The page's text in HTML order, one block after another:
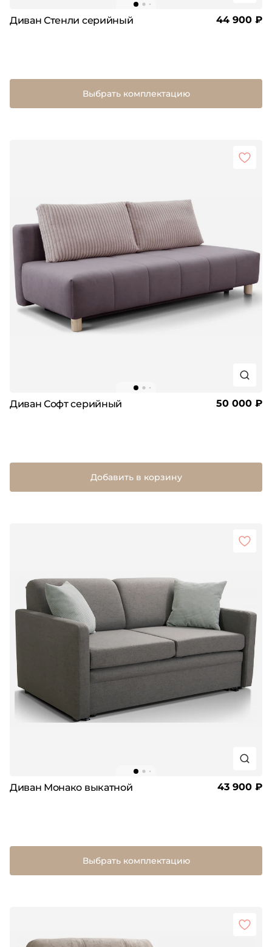
Диван Стенли серийный 44 900 ₽
Выбрать комплектацию
Диван Софт серийный 50 000 ₽
Добавить в корзину
Диван Монако выкатной 43 900 ₽
Выбрать комплектацию